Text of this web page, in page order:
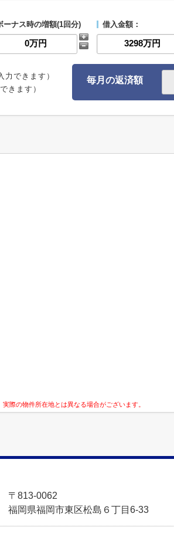
ーナス時の増額(1回分) 借入金額：
力できます）
きます）
毎月の返済額
際の物件所在地とは異なる場合がございます。
〒813-0062
福岡県福岡市東区松島６丁目6-33